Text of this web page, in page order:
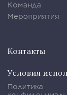
Команда
Мероприятия
Контакты
Условия
Политика